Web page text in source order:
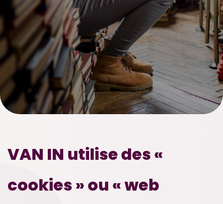
VAN IN utilise des «
cookies » ou « web